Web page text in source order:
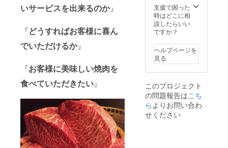
いサービスを出来るのか』
『どうすればお客様に喜ん
でいただけるか』
『お客様に美味しい焼肉を
食べていただきたい』
ご希望
の日程
を伺っ
たあと
せてい
ただき
ます ※
最大人
名様ま
で ※当
日のメ
ニュー
はスペ
支援で困った
時はどこに相
談したらいい
ですか？
ヘルプページを
見る
このプロジェクト
の問題報告はこち
らよりお問い合わ
せください